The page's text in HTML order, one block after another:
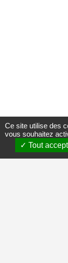
Ce site utilise des
vous souhaitez
Tout